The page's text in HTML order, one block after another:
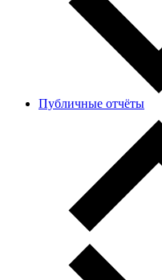
Публичные отчёты